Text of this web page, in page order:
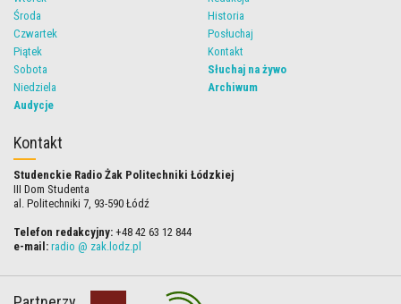
Środa
Czwartek
Piątek
Sobota
Niedziela
Audycje
Historia
Posłuchaj
Kontakt
Słuchaj na żywo
Archiwum
Kontakt
Studenckie Radio Żak Politechniki Łódzkiej
III Dom Studenta
al. Politechniki 7, 93-590 Łódź
Telefon redakcyjny: +48 42 63 12 844
e-mail: radio @ zak.lodz.pl